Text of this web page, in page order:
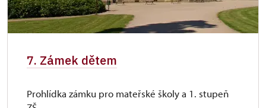
7. Zámek dětem
Prohlídka zámku pro mateřské školy a 1. stupeň